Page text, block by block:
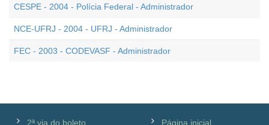
CESPE - 2004 - Polícia Federal - Administrador
NCE-UFRJ - 2004 - UFRJ - Administrador
FEC - 2003 - CODEVASF - Administrador
2ª via do boleto Página inicial